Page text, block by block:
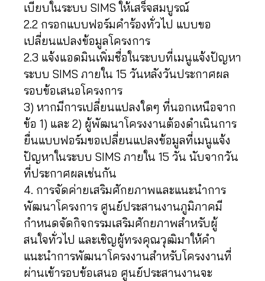
เบียบในระบบ SIMS ให้เสร็จสมบูรณ์
2.2 กรอกแบบฟอร์มคำร้องทั่วไป แบบขอ
เปลี่ยนแปลงข้อมูลโครงการ
2.3 แจ้งแอดมินเพิ่มชื่อในระบบที่เมนูแจ้งปัญหา
ระบบ SIMS ภายใน 15 วันหลังวันประกาศผล
รอบข้อเสนอโครงการ
3) หากมีการเปลี่ยนแปลงใดๆ ที่นอกเหนือจาก
ข้อ 1) และ 2) ผู้พัฒนาโครงงานต้องดำเนินการ
ยื่นแบบฟอร์มขอเปลี่ยนแปลงข้อมูลที่เมนูแจ้ง
ปัญหาในระบบ SIMS ภายใน 15 วัน นับจากวัน
ที่ประกาศผลเช่นกัน
4. การจัดค่ายเสริมศักยภาพและแนะนำการ
พัฒนาโครงการ ศูนย์ประสานงานภูมิภาคมี
กำหนดจัดกิจกรรมเสริมศักยภาพสำหรับผู้
สนใจทั่วไป และเชิญผู้ทรงคุณวุฒิมาให้คำ
แนะนำการพัฒนาโครงงานสำหรับโครงงานที่
ผ่านเข้ารอบข้อเสนอ ศูนย์ประสานงานจะ